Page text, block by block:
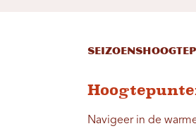
Navigeer in de